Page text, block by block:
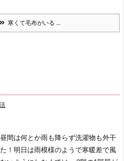
寒くて毛布がいる ...
間は何とか雨も降らず洗濯物も外干
！ 明日は雨模様のようで寒暖差で風